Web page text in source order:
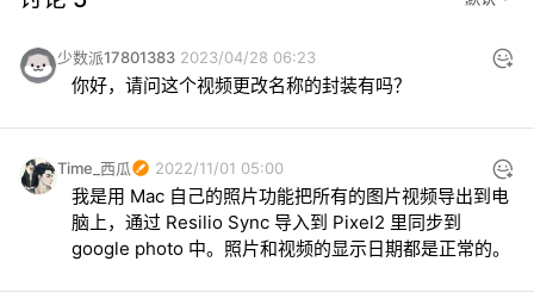
少数派17801383 2023/04/28 06:23
你好，请问这个视频更改名称的封装有吗？
Time_西瓜 2022/11/01 05:00
我是用 Mac 自己的照片功能把所有的图片视频导出到电
脑上，通过 Resilio Sync 导入到 Pixel2 里同步到
google photo 中。照片和视频的显示日期都是正常的。